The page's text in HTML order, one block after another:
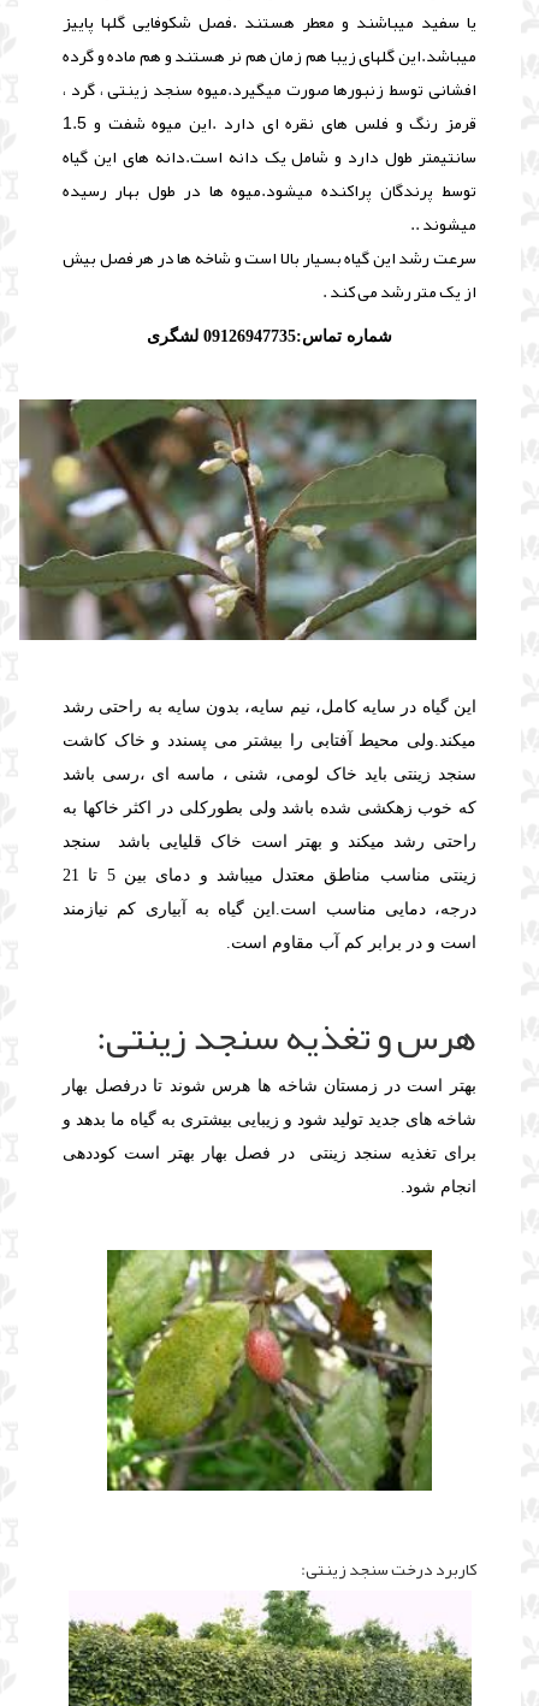
یا سفید میباشند و معطر هستند .فصل شکوفایی گلها پاییز
میباشد.این گلهای زیبا هم زمان هم نر هستند و هم ماده و گرده
افشانی توسط زنبورها صورت میگیرد.میوه سنجد زینتی ، گرد ،
قرمز رنگ و فلس های نقره ای دارد .
این میوه شفت و 1.5
سانتیمتر طول دارد و شامل یک دانه است.دانه های این گیاه
توسط پرندگان پراکنده میشود.میوه ها در طول بهار رسیده
میشوند ..
سرعت رشد این گیاه بسیار بالا است و شاخه ها در هر فصل بیش
از یک متر رشد می کند .
شماره تماس:09126947735 لشگری
این گیاه در سایه کامل، نیم سایه، بدون سایه به راحتی رشد
میکند.ولی محیط آفتابی را بیشتر می پسندد و خاک کاشت
سنجد زینتی باید خاک لومی، شنی ، ماسه ای ،رسی باشد
که خوب زهکشی شده باشد ولی بطورکلی در اکثر خاکها به
راحتی رشد میکند و بهتر است خاک قلیایی باشد سنجد
زینتی
مناسب مناطق معتدل میباشد و دمای بین 5 تا 21
درجه، دمایی مناسب است. این گیاه به آبیاری کم نیازمند
است و در برابر کم آب مقاوم است.
هرس و تغذیه سنجد زینتی:
بهتر است در زمستان شاخه ها هرس شوند تا درفصل بهار
شاخه های جدید تولید شود و زیبایی بیشتری به گیاه ما بدهد و
برای تغذیه سنجد زینتی
در فصل بهار بهتر است کوددهی
انجام شود.
کاربرد درخت سنجد زینتی: